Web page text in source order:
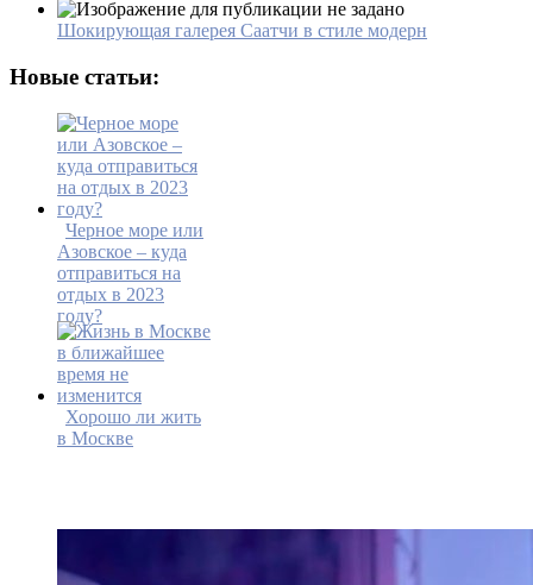
Шокирующая галерея Саатчи в стиле модерн
Новые статьи:
Черное море или
Азовское – куда
отправиться на
отдых в 2023
году?
Хорошо ли жить
в Москве